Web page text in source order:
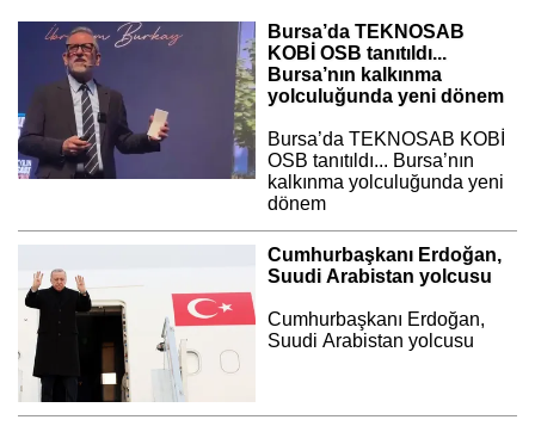
Bursa’da TEKNOSAB
KOBİ OSB tanıtıldı...
Bursa’nın kalkınma
yolculuğunda yeni dönem
Bursa’da TEKNOSAB KOBİ
OSB tanıtıldı... Bursa’nın
kalkınma yolculuğunda yeni
dönem
Cumhurbaşkanı Erdoğan,
Suudi Arabistan yolcusu
Cumhurbaşkanı Erdoğan,
Suudi Arabistan yolcusu